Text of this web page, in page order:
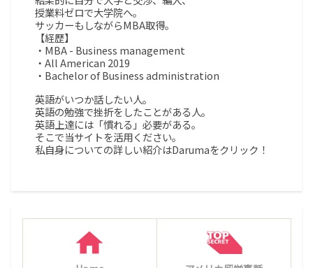
授業料ゼロで大学院へ。
サッカーもしながらMBA取得。
【経歴】
・MBA - Business management
・All American 2019
・Bachelor of Business administration
英語がいつか話したい人。
英語の勉強で挫折をしたことがある人。
英語上達には「慣れる」必要がある。
そこで当サイトを活用ください。
私自身についての詳しい紹介はDarumaをクリック！